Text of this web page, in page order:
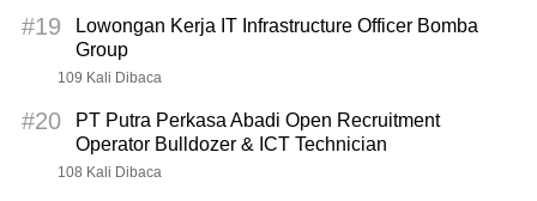
#19
Lowongan Kerja IT Infrastructure Officer Bomba
Group
109 Kali Dibaca
#20
PT Putra Perkasa Abadi Open Recruitment
Operator Bulldozer & ICT Technician
108 Kali Dibaca